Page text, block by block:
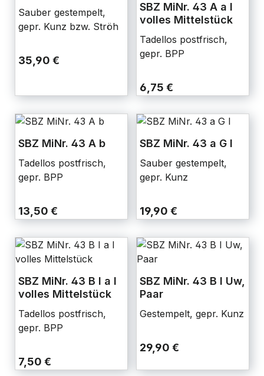
Sauber gestempelt,
gepr. Kunz bzw. Ströh
35,90 €
SBZ MiNr. 43 A a I
volles Mittelstück
Tadellos postfrisch,
gepr. BPP
6,75 €
SBZ MiNr. 43 A b
Tadellos postfrisch,
gepr. BPP
13,50 €
SBZ MiNr. 43 a G I
Sauber gestempelt,
gepr. Kunz
19,90 €
SBZ MiNr. 43 B I a I
volles Mittelstück
Tadellos postfrisch,
gepr. BPP
7,50 €
SBZ MiNr. 43 B I Uw,
Paar
Gestempelt, gepr. Kunz
29,90 €